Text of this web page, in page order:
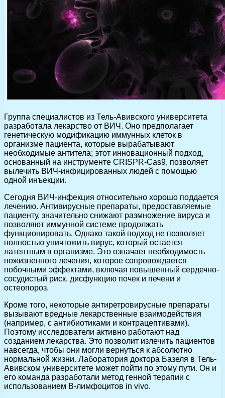
Группа специалистов из Тель-Авивского университета
разработала лекарство от ВИЧ. Оно предполагает
генетическую модификацию иммунных клеток в
организме пациента, которые вырабатывают
необходимые антитела; этот инновационный подход,
основанный на инструменте CRISPR-Cas9, позволяет
вылечить ВИЧ-инфицированных людей с помощью
одной инъекции.
Сегодня ВИЧ-инфекция относительно хорошо поддается
лечению. Антивирусные препараты, предоставляемые
пациенту, значительно снижают размножение вируса и
позволяют иммунной системе продолжать
функционировать. Однако такой подход не позволяет
полностью уничтожить вирус, который остается
латентным в организме. Это означает необходимость
пожизненного лечения, которое сопровождается
побочными эффектами, включая повышенный сердечно-
сосудистый риск, дисфункцию почек и печени и
остеопороз.
Кроме того, некоторые антиретровирусные препараты
вызывают вредные лекарственные взаимодействия
(например, с антибиотиками и контрацептивами).
Поэтому исследователи активно работают над
созданием лекарства. Это позволит излечить пациентов
навсегда, чтобы они могли вернуться к абсолютно
нормальной жизни. Лаборатория доктора Базеля в Тель-
Авивском университете может пойти по этому пути. Он и
его команда разработали метод генной терапии с
использованием В-лимфоцитов in vivo.